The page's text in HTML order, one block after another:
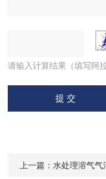
请输入计算结果（填写阿
上一篇：水处理溶气气